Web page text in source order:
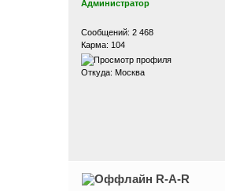
Администратор
Сообщений: 2 468
Карма: 104
Откуда: Москва
R-A-R